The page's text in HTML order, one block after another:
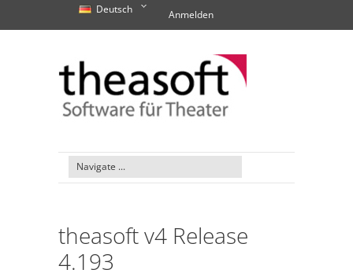
Deutsch Anmelden
theasoft v4 Release
4.193